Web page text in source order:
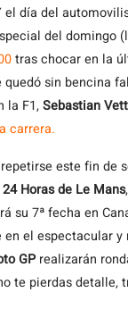
día del
del domingo
tras chocar en la
quedó sin bencina
la F1,Sebastian
carrera.
este fin
24 Horas de Le Mans
su 7ª fecha en
el espectacular y
GPrealizarán
te pierdas detalle,